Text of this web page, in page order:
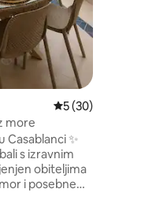
Prosječna ocjena:
5 (30)
more
Casablanci ✨
s izravnim
obiteljima
i posebne
sobe🛏️, 3